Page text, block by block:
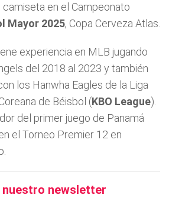
en el Campeonato
Mayor 2025, Copa Cerveza Atlas.
experiencia en MLB jugando
del 2018 al 2023 y también
los Hanwha Eagles de la Liga
de Béisbol (KBO League).
del primer juego de Panamá
el Torneo Premier 12 en
nuestro newsletter